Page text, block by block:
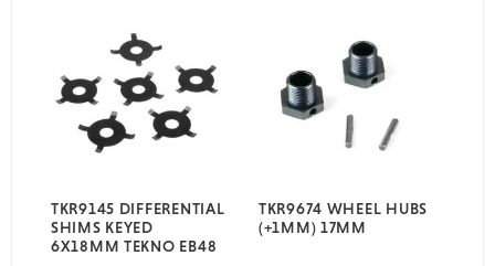
TKR9145 DIFFERENTIAL
SHIMS KEYED
6X18MM TEKNO EB48
TKR9674 WHEEL HUBS
(+1MM) 17MM